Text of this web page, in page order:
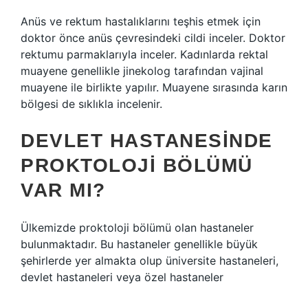
Anüs ve rektum hastalıklarını teşhis etmek için
doktor önce anüs çevresindeki cildi inceler. Doktor
rektumu parmaklarıyla inceler. Kadınlarda rektal
muayene genellikle jinekolog tarafından vajinal
muayene ile birlikte yapılır. Muayene sırasında karın
bölgesi de sıklıkla incelenir.
DEVLET HASTANESINDE
PROKTOLOJI BÖLÜMÜ
VAR MI?
Ülkemizde proktoloji bölümü olan hastaneler
bulunmaktadır. Bu hastaneler genellikle büyük
şehirlerde yer almakta olup üniversite hastaneleri,
devlet hastaneleri veya özel hastaneler